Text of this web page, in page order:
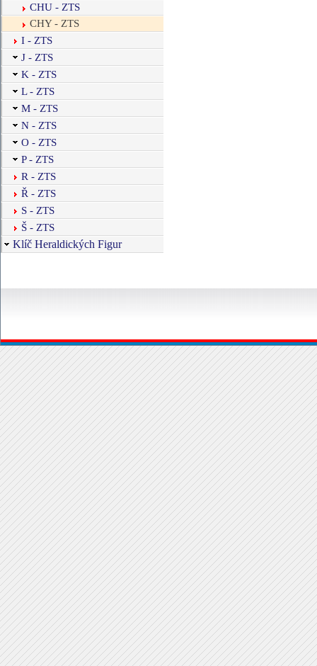
CHU - ZTS
CHY - ZTS
I - ZTS
J - ZTS
K - ZTS
L - ZTS
M - ZTS
N - ZTS
O - ZTS
P - ZTS
R - ZTS
Ř - ZTS
S - ZTS
Š - ZTS
Klíč Heraldických Figur